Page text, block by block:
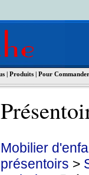
| Produits | Pour Commander
Mobilier
présentoirs >